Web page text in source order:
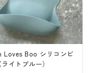
Loves Boo シリコンビ
イトブルー）